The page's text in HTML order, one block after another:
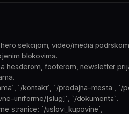
sekcijom, video/media podrskom,
blokovima.
headerom, footerom, newsletter
`/kontakt`, `/prodajna-mesta`, `/
uniforme/[slug]`, `/dokumenta`.
stranice: `/uslovi_kupovine`,